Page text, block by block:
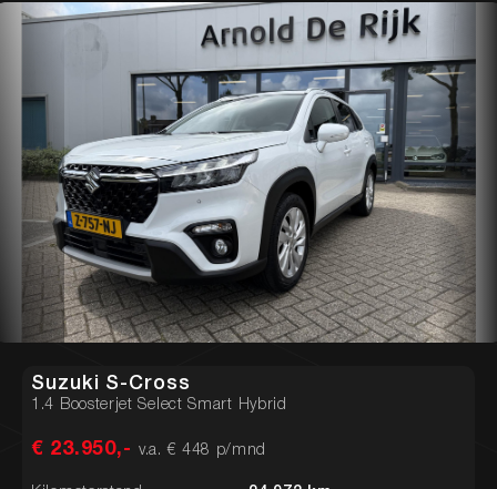
Suzuki S-Cross
1.4 Boosterjet Select Smart Hybrid
€ 23.950,- v.a. € 448 p/mnd